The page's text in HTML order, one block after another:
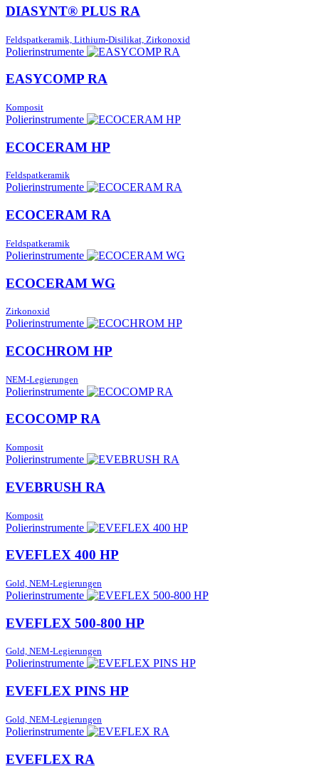
DIASYNT® PLUS RA
Feldspatkeramik, Lithium-Disilikat, Zirkonoxid
Polierinstrumente
EASYCOMP RA
Komposit
Polierinstrumente
ECOCERAM HP
Feldspatkeramik
Polierinstrumente
ECOCERAM RA
Feldspatkeramik
Polierinstrumente
ECOCERAM WG
Zirkonoxid
Polierinstrumente
ECOCHROM HP
NEM-Legierungen
Polierinstrumente
ECOCOMP RA
Komposit
Polierinstrumente
EVEBRUSH RA
Komposit
Polierinstrumente
EVEFLEX 400 HP
Gold, NEM-Legierungen
Polierinstrumente
EVEFLEX 500-800 HP
Gold, NEM-Legierungen
Polierinstrumente
EVEFLEX PINS HP
Gold, NEM-Legierungen
Polierinstrumente
EVEFLEX RA